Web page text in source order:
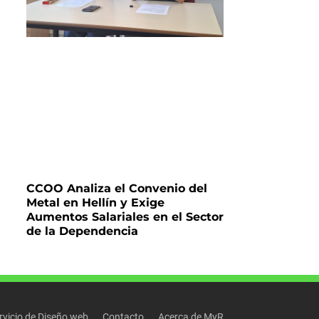
CCOO Analiza el Convenio del
Metal en Hellín y Exige
Aumentos Salariales en el Sector
de la Dependencia
de Diseño web Contacto Acerca de MyR